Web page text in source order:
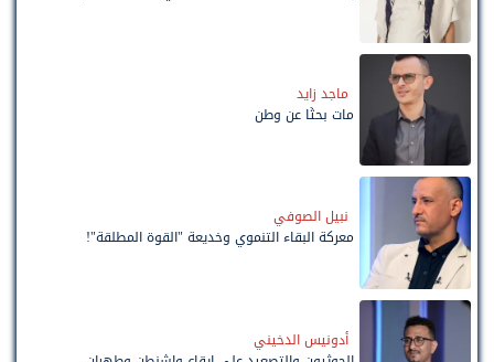
ماجد زايد
مات بحثًا عن وطن
نبيل الصوفي
معركة البقاء التنموي وخديعة "القوة المطلقة"!
أدونيس الدخيني